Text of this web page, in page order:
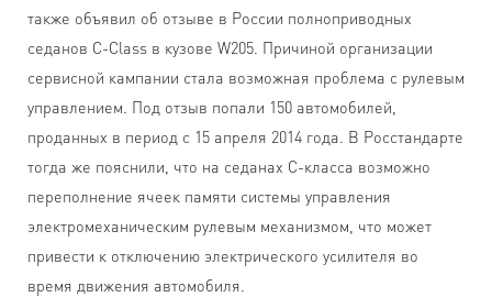
также объявил об отзыве в России полноприводных
седанов C-Class в кузове W205. Причиной организации
сервисной кампании стала возможная проблема с рулевым
управлением. Под отзыв попали 150 автомобилей,
проданных в период с 15 апреля 2014 года. В Росстандарте
тогда же пояснили, что на седанах C-класса возможно
переполнение ячеек памяти системы управления
электромеханическим рулевым механизмом, что может
привести к отключению электрического усилителя во
время движения автомобиля.